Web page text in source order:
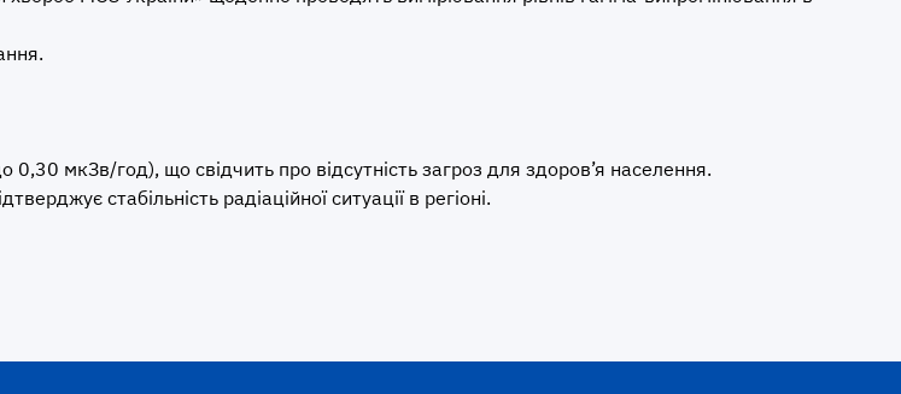
мкЗв/год), що свідчить про відсутність загроз для здоров’я населення.
стабільність радіаційної ситуації в регіоні.